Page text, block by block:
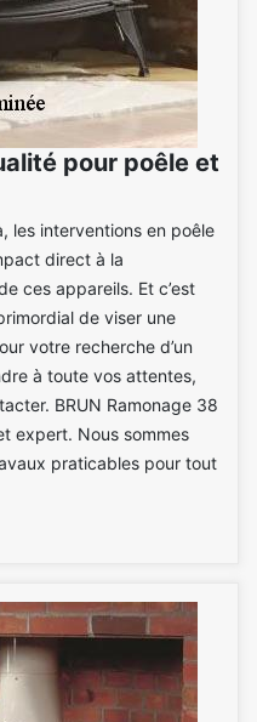
pour poêle et
les interventions en poêle
direct à la
ces appareils. Et c’est
de viser une
votre recherche d’un
à toute vos attentes,
BRUN Ramonage 38
expert. Nous sommes
praticables pour tout